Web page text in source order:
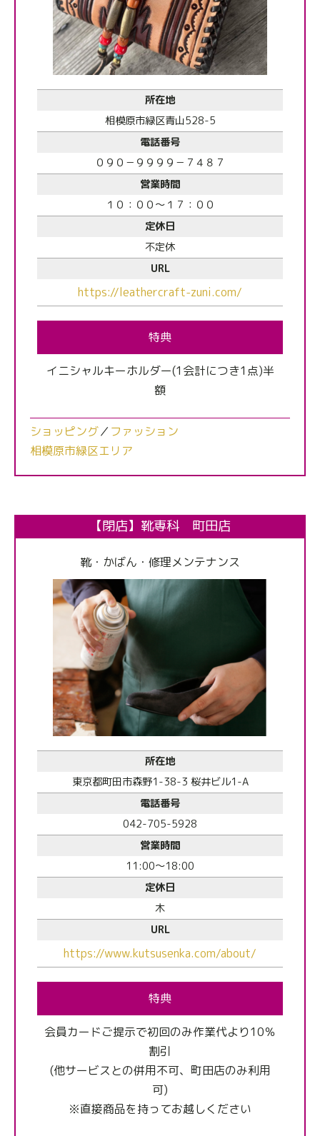
所在地
相模原市緑区青山528-5
電話番号
０９０－９９９９－７４８７
営業時間
１０：００～１７：００
定休日
不定休
URL
https://leathercraft-zuni.com/
特典
イニシャルキーホルダー(1会計につき1点)半
額
ショッピング／ ファッション
相模原市緑区エリア
【閉店】靴専科 町田店
靴・かばん・修理メンテナンス
所在地
東京都町田市森野1-38-3 桜井ビル1-A
電話番号
042-705-5928
営業時間
11:00～18:00
定休日
木
URL
https://www.kutsusenka.com/about/
特典
会員カードご提示で初回のみ作業代より10％
割引
(他サービスとの併用不可、町田店のみ利用
可)
※直接商品を持ってお越しください